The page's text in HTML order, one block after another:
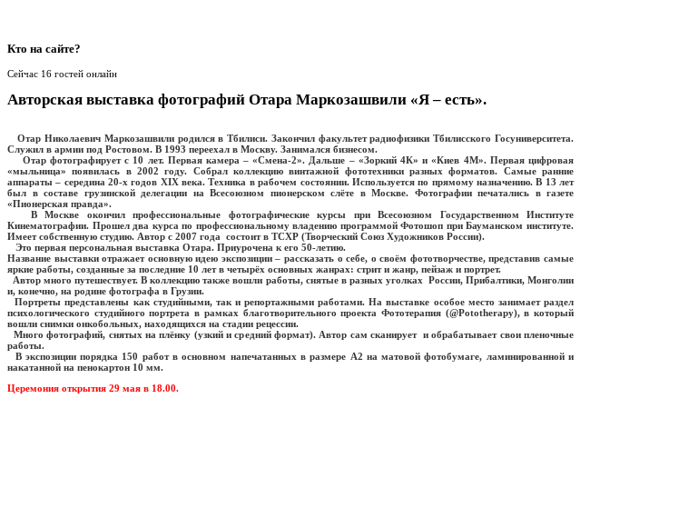
Кто на сайте?
Сейчас 16 гостей онлайн
Авторская выставка фотографий Отара Маркозашвили «Я – есть».
Отар Николаевич Маркозашвили родился в Тбилиси. Закончил факультет радиофизики Тбилисского Госуниверситета.
Служил в армии под Ростовом. В 1993 переехал в Москву. Занимался бизнесом.
Отар фотографирует с 10 лет. Первая камера – «Смена-2». Дальше – «Зоркий 4К» и «Киев 4М». Первая цифровая
«мыльница» появилась в 2002 году. Собрал коллекцию винтажной фототехники разных форматов. Самые ранние
аппараты – середина 20-х годов XIX века. Техника в рабочем состоянии. Используется по прямому назначению. В 13 лет
был в составе грузинской делегации на Всесоюзном пионерском слёте в Москве. Фотографии печатались в газете
«Пионерская правда».
В Москве окончил профессиональные фотографические курсы при Всесоюзном Государственном Институте
Кинематографии. Прошел два курса по профессиональному владению программой Фотошоп при Бауманском институте.
Имеет собственную студию. Автор с 2007 года состоит в ТСХР (Творческий Союз Художников России).
Это первая персональная выставка Отара. Приурочена к его 50-летию.
Название выставки отражает основную идею экспозиции – рассказать о себе, о своём фототворчестве, представив самые
яркие работы, созданные за последние 10 лет в четырёх основных жанрах: стрит и жанр, пейзаж и портрет.
Автор много путешествует. В коллекцию также вошли работы, снятые в разных уголках России, Прибалтики, Монголии
и, конечно, на родине фотографа в Грузии.
Портреты представлены как студийными, так и репортажными работами. На выставке особое место занимает раздел
психологического студийного портрета в рамках благотворительного проекта Фототерапия (@Pototherapy), в который
вошли снимки онкобольных, находящихся на стадии рецессии.
Много фотографий, снятых на плёнку (узкий и средний формат). Автор сам сканирует и обрабатывает свои пленочные
работы.
В экспозиции порядка 150 работ в основном напечатанных в размере А2 на матовой фотобумаге, ламинированной и
накатанной на пенокартон 10 мм.
Церемония открытия 29 мая в 18.00.